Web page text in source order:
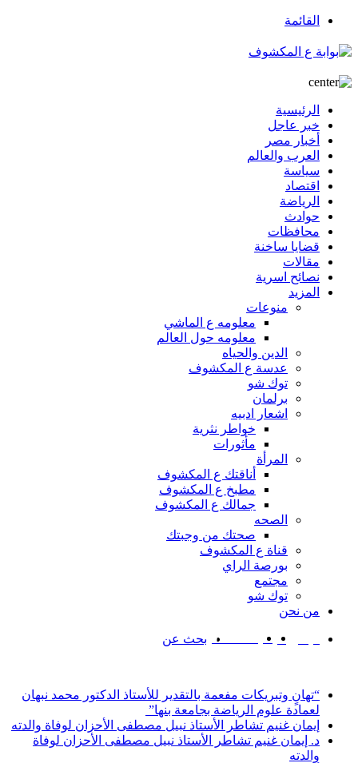
القائمة
الرئيسية
خبر عاجل
أخبار مصر
العرب والعالم
سياسة
اقتصاد
الرياضة
حوادث
محافظات
قضايا ساخنة
مقالات
نصائح اسرية
المزيد
منوعات
معلومه ع الماشي
معلومه حول العالم
الدين والحياه
عدسة ع المكشوف
توك شو
برلمان
اشعار ادبيه
خواطر نثرية
مأثورات
المرأة
أناقتك ع المكشوف
مطبخ ع المكشوف
جمالك ع المكشوف
الصحه
صحتك من وجبتك
قناة ع المكشوف
بورصة الراي
مجتمع
توك شو
من نحن
فيسبوك ‫X
‫YouTube بحث عن
“تهانٍ وتبريكات مفعمة بالتقدير للأستاذ الدكتور محمد نبهان
لعمادة علوم الرياضة بجامعة بنها”
إيمان غنيم تشاطر الأستاذ نبيل مصطفى الأحزان لوفاة والدته
د. إيمان غنيم تشاطر الأستاذ نبيل مصطفى الأحزان لوفاة
والدته